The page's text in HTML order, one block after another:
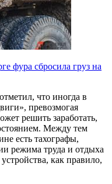
фура сбросила груз на
что иногда в
превозмогая
решить заработать,
Между тем
есть тахографы,
режима труда и отдыха
как правило,